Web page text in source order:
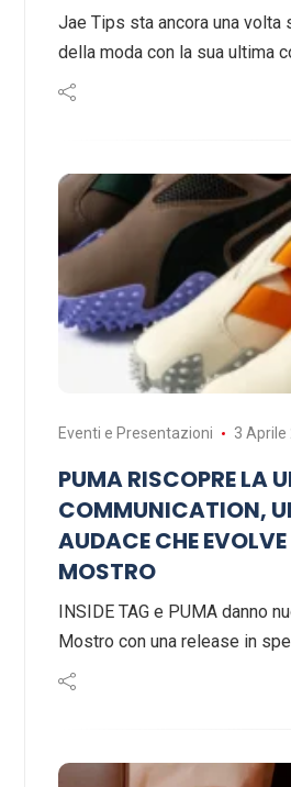
Jae Tips sta ancora una volta
della moda con la sua ultima
Eventi e Presentazioni 3 Aprile
PUMA RISCOPRE LA
COMMUNICATION,
AUDACE CHE
MOSTRO
INSIDE TAG e PUMA danno
Mostro con una release in